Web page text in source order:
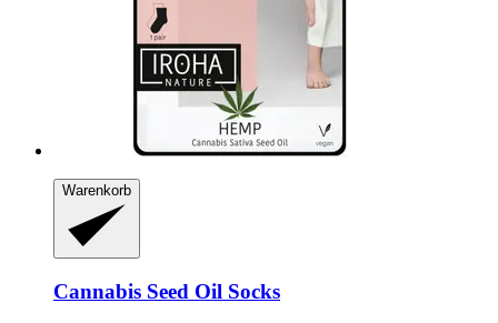
Warenkorb
Cannabis Seed Oil Socks